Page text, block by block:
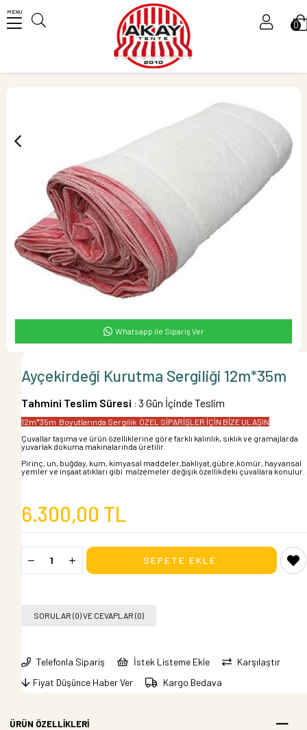
MENU
0
Whatsapp ile Sipariş Ver
Ayçekirdeği Kurutma Sergiliği 12m*35m
Tahmini Teslim Süresi : 3 Gün İçinde Teslim
12m*35m Boyutlarında Sergilik ÖZEL SİPARİŞLER İÇİN BİZE ULAŞIN
Çuvallar taşıma ve ürün özelliklerine göre farklı kalınlık, sıklık ve gramajlarda
yuvarlak dokuma makinalarında üretilir.
Pirinç, un, buğday, kum, kimyasal maddeler,bakliyat,gübre,kömür, hayvansal
yemler ve inşaat atıkları gibi malzemeler değişik özellikdeki çuvallara konulur.
6.300,00 TL
SORULAR (0) VE CEVAPLAR (0)
Telefonla Sipariş İstek Listeme Ekle
Karşılaştır
Fiyat Düşünce Haber Ver
Kargo Bedava
ÜRÜN ÖZELLIKLERI